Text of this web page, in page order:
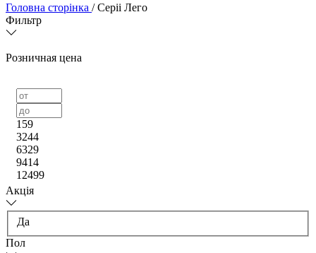
Головна сторінка /Серіі Лего
Фильтр
Розничная цена
159
3244
6329
9414
12499
Акція
Да
Пол